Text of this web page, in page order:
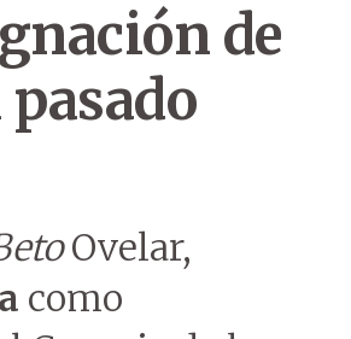
de
Ovelar,
como